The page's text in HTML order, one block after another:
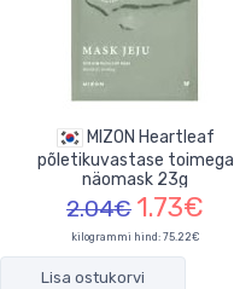
põletikuvastase toimega
näomask 23g
2.04€ 1.73€
kilogrammi hind: 75.22€
Lisa ostukorvi